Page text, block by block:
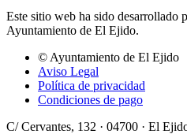
Este sitio web ha sido desarrollado
Ayuntamiento de El Ejido.
© Ayuntamiento de El Ejido
Aviso Legal
Política de privacidad
Condiciones de pago
C/ Cervantes, 132 · 04700 · El